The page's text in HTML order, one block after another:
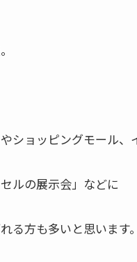
ショッピングモール、
セルの展示会」などに
る方も多いと思います。